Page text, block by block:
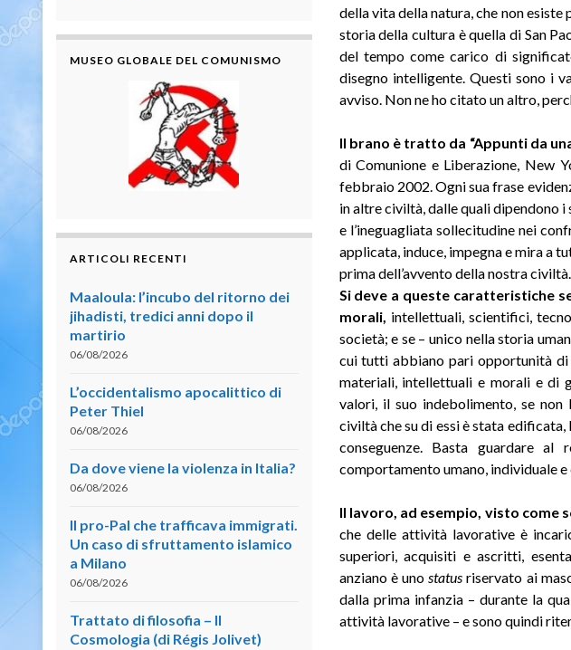
della vita della natura, che non
storia della cultura è quella di San
del tempo come carico di
disegno intelligente. Questi sono i
avviso. Non ne ho citato un altro,
Il brano è tratto da “Appunti da
di Comunione e Liberazione, New
febbraio 2002. Ogni sua frase
in altre civiltà, dalle quali dipendono
e l’ineguagliata sollecitudine nei
applicata, induce, impegna e mira a
prima dell’avvento della nostra civiltà.
Si deve a queste caratteristiche
morali, intellettuali, scientifici,
società; e se – unico nella storia
cui tutti abbiano pari opportunità di
materiali, intellettuali e morali e di
valori, il suo indebolimento, se
civiltà che su di essi è stata edificata,
conseguenze. Basta guardare
comportamento umano, individuale
Il lavoro, ad esempio, visto come
che delle attività lavorative è
superiori, acquisiti e ascritti,
anziano è uno status riservato ai
dalla prima infanzia – durante la
attività lavorative – e sono quindi
MUSEO GLOBALE DEL COMUNISMO
ARTICOLI RECENTI
Maaloula: l’incubo del ritorno dei
jihadisti, tredici anni dopo il
martirio
06/08/2026
L’occidentalismo apocalittico di
Peter Thiel
06/08/2026
Da dove viene la violenza in Italia?
06/08/2026
Il pro-Pal che trafficava immigrati.
Un caso di sfruttamento islamico
a Milano
06/08/2026
Trattato di filosofia – II
Cosmologia (di Régis Jolivet)